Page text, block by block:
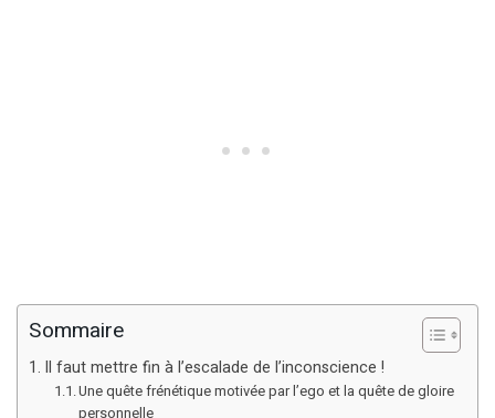
Sommaire
Il faut mettre fin à l’escalade de l’inconscience !
Une quête frénétique motivée par l’ego et la quête de gloire
personnelle